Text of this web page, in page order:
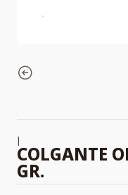
|
COLGANTE
GR.